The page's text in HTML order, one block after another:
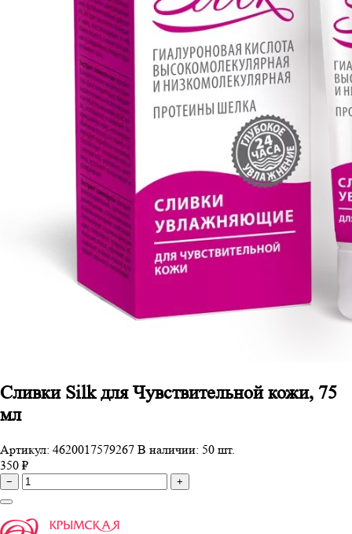
Сливки Silk для Чувствительной кожи, 75
мл
Артикул: 4620017579267 В наличии: 50 шт.
350 ₽
− +